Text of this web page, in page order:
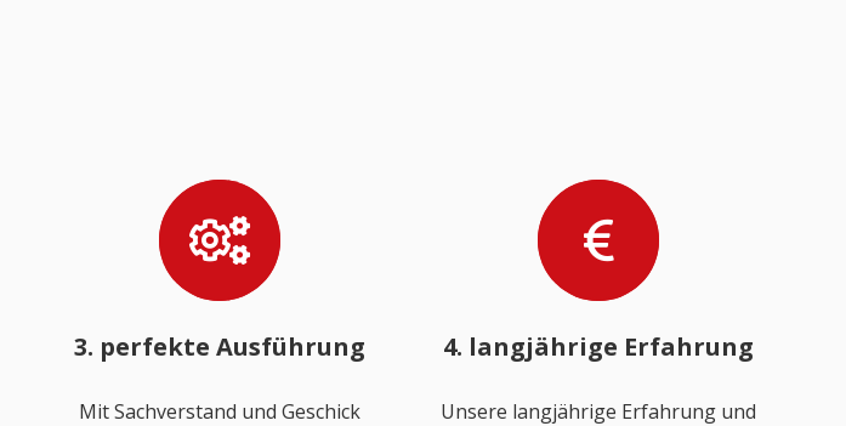
3. perfekte Ausführung
Mit Sachverstand und Geschick
4. langjährige Erfahrung
Unsere langjährige Erfahrung und